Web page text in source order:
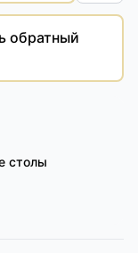
обратный
столы